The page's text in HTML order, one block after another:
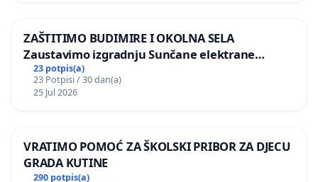
ZAŠTITIMO BUDIMIRE I OKOLNA SELA
Zaustavimo izgradnju Sunčane elektrane
Vedrine na području Ugljana
23 potpis(a)
23 Potpisi / 30 dan(a)
25 Jul 2026
VRATIMO POMOĆ ZA ŠKOLSKI PRIBOR ZA DJECU
GRADA KUTINE
290 potpis(a)